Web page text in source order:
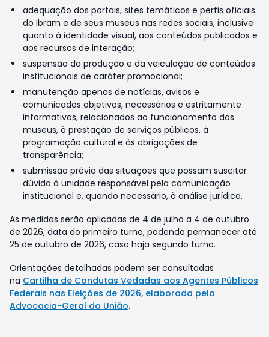
adequação dos portais, sites temáticos e perfis oficiais
do Ibram e de seus museus nas redes sociais, inclusive
quanto à identidade visual, aos conteúdos publicados e
aos recursos de interação;
suspensão da produção e da veiculação de conteúdos
institucionais de caráter promocional;
manutenção apenas de notícias, avisos e
comunicados objetivos, necessários e estritamente
informativos, relacionados ao funcionamento dos
museus, à prestação de serviços públicos, à
programação cultural e às obrigações de
transparência;
submissão prévia das situações que possam suscitar
dúvida à unidade responsável pela comunicação
institucional e, quando necessário, à análise jurídica.
As medidas serão aplicadas de 4 de julho a 4 de outubro
de 2026, data do primeiro turno, podendo permanecer até
25 de outubro de 2026, caso haja segundo turno.
Orientações detalhadas podem ser consultadas
na Cartilha de Condutas Vedadas aos Agentes Públicos
Federais nas Eleições de 2026, elaborada pela
Advocacia-Geral da União.